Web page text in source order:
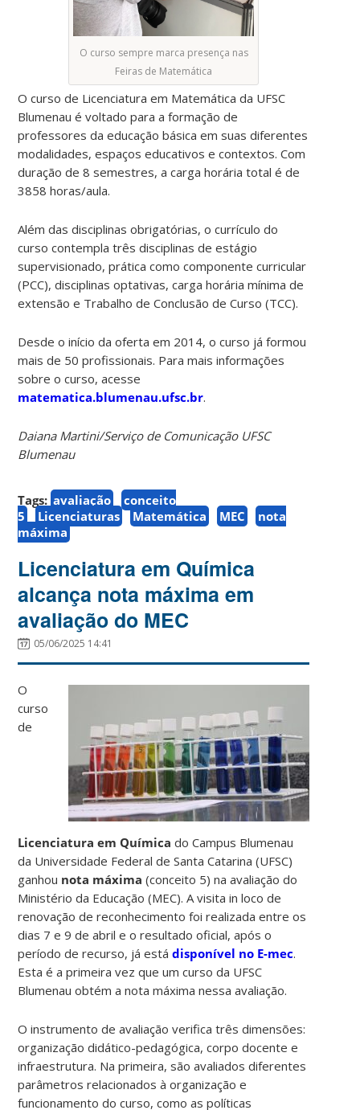
O curso sempre marca presença nas
Feiras de Matemática
O curso de Licenciatura em Matemática da UFSC
Blumenau é voltado para a formação de
professores da educação básica em suas diferentes
modalidades, espaços educativos e contextos. Com
duração de 8 semestres, a carga horária total é de
3858 horas/aula.
Além das disciplinas obrigatórias, o currículo do
curso contempla três disciplinas de estágio
supervisionado, prática como componente curricular
(PCC), disciplinas optativas, carga horária mínima de
extensão e Trabalho de Conclusão de Curso (TCC).
Desde o início da oferta em 2014, o curso já formou
mais de 50 profissionais. Para mais informações
sobre o curso, acesse
matematica.blumenau.ufsc.br.
Daiana Martini/Serviço de Comunicação UFSC
Blumenau
Tags: avaliação
conceito
5
Licenciaturas Matemática MEC
nota
máxima
Licenciatura em Química
alcança nota máxima em
avaliação do MEC
05/06/2025 14:41
O
curso
de
Licenciatura em Química do Campus Blumenau
da Universidade Federal de Santa Catarina (UFSC)
ganhou nota máxima (conceito 5) na avaliação do
Ministério da Educação (MEC). A visita in loco de
renovação de reconhecimento foi realizada entre os
dias 7 e 9 de abril e o resultado oficial, após o
período de recurso, já estádisponível no E-mec.
Esta é a primeira vez que um curso da UFSC
Blumenau obtém a nota máxima nessa avaliação.
O instrumento de avaliação verifica três dimensões:
organização didático-pedagógica, corpo docente e
infraestrutura. Na primeira, são avaliados diferentes
parâmetros relacionados à organização e
funcionamento do curso, como as políticas